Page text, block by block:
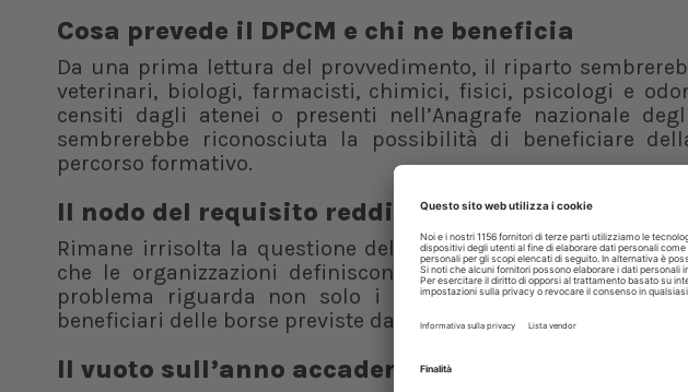
Cosa prevede il DPCM e chi ne beneficia
Da una prima lettura del provvedimento, il riparto
veterinari, biologi, farmacisti, chimici, fisici, psicologi e
censiti dagli atenei o presenti nell’Anagrafe nazionale
sembrerebbe riconosciuta la possibilità di beneficiare
percorso formativo.
Il nodo del requisito reddituale
Rimane irrisolta la questione del requisito reddituale entro
che le organizzazioni definiscono “estremamente
problema riguarda non solo i futuri specializzandi
beneficiari delle borse previste dal Dpcm appena emanato.
Il vuoto sull’anno accademico 2025-2026